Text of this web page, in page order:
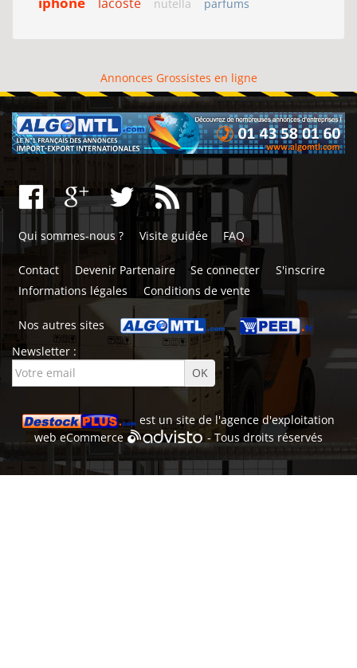
lacoste nutella parfums
Annonces Grossistes en ligne
Qui sommes-nous ? Visite guidée FAQ
Contact Devenir Partenaire Se connecter
S'inscrire
Informations légales
Conditions de vente
Nos autres sites
Newsletter :
est un site de l'agence d'exploitation
webeCommerce - Tous droits réservés